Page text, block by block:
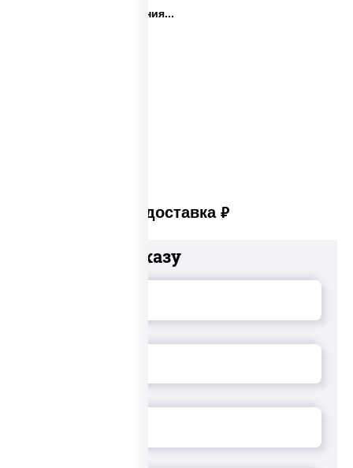
Закуски на день рождения...
Платная доставка руб
Добавьте к заказу